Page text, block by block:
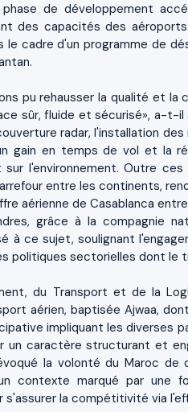
de développement
des capacités des
le cadre d'un programme de
pu rehausser la qualité et
sûr, fluide et sécurisé», a-t-
radar, l'installation
gain en temps de vol et la
l'environnement. Outre
entre les continents,
aérienne de Casablanca
grâce à la compagnie
à ce sujet, soulignant
politiques sectorielles dont le
du Transport et de la
aérien, baptisée Ajwaa,
impliquant les diverses
un caractère structurant et
la volonté du Maroc
contexte marqué par une
s'assurer la compétitivité via